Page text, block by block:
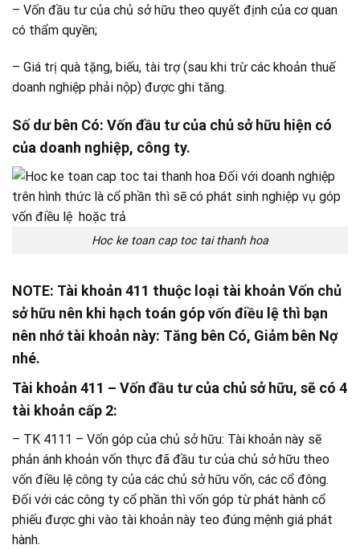
– Vốn đầu tư của chủ sở hữu theo quyết định của cơ quan
có thẩm quyền;
– Giá trị quà tặng, biếu, tài trợ (sau khi trừ các khoản thuế
doanh nghiệp phải nộp) được ghi tăng.
Số dư bên Có: Vốn đầu tư của chủ sở hữu hiện có
của doanh nghiệp, công ty.
Hoc ke toan cap toc tai thanh hoa
NOTE: Tài khoản 411 thuộc loại tài khoản Vốn chủ
sở hữu nên khi hạch toán góp vốn điều lệ thì bạn
nên nhớ tài khoản này: Tăng bên Có, Giảm bên Nợ
nhé.
Tài khoản 411 – Vốn đầu tư của chủ sở hữu, sẽ có 4
tài khoản cấp 2:
– TK 4111 – Vốn góp của chủ sở hữu: Tài khoản này sẽ
phản ánh khoản vốn thực đã đầu tư của chủ sở hữu theo
vốn điều lệ công ty của các chủ sở hữu vốn, các cổ đông.
Đối với các công ty cổ phần thì vốn góp từ phát hành cổ
phiếu được ghi vào tài khoản này teo đúng mệnh giá phát
hành.